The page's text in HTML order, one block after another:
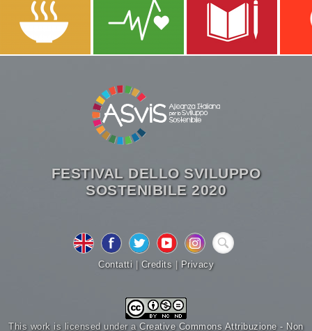
FESTIVAL DELLO SVILUPPO
SOSTENIBILE 2020
Contatti| Credits| Privacy
This work is licensed under aCreative Commons Attribuzione - Non